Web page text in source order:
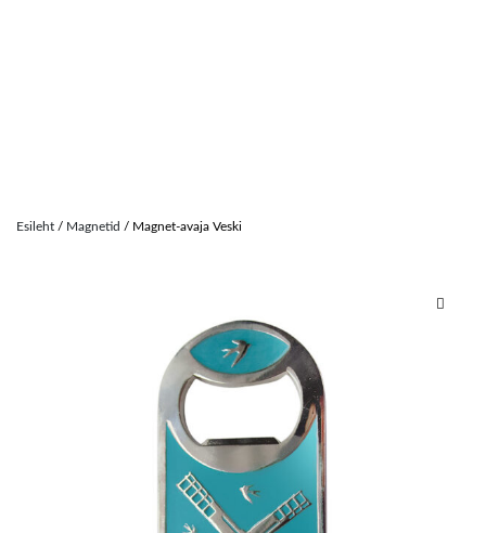
Esileht / Magnetid / Magnet-avaja Veski